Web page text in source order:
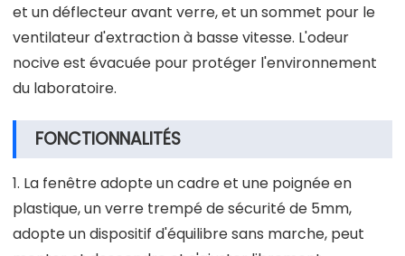
et un déflecteur avant verre, et un sommet pour le
ventilateur d'extraction à basse vitesse. L'odeur
nocive est évacuée pour protéger l'environnement
du laboratoire.
FONCTIONNALITÉS
1. La fenêtre adopte un cadre et une poignée en
plastique, un verre trempé de sécurité de 5mm,
adopte un dispositif d'équilibre sans marche, peut